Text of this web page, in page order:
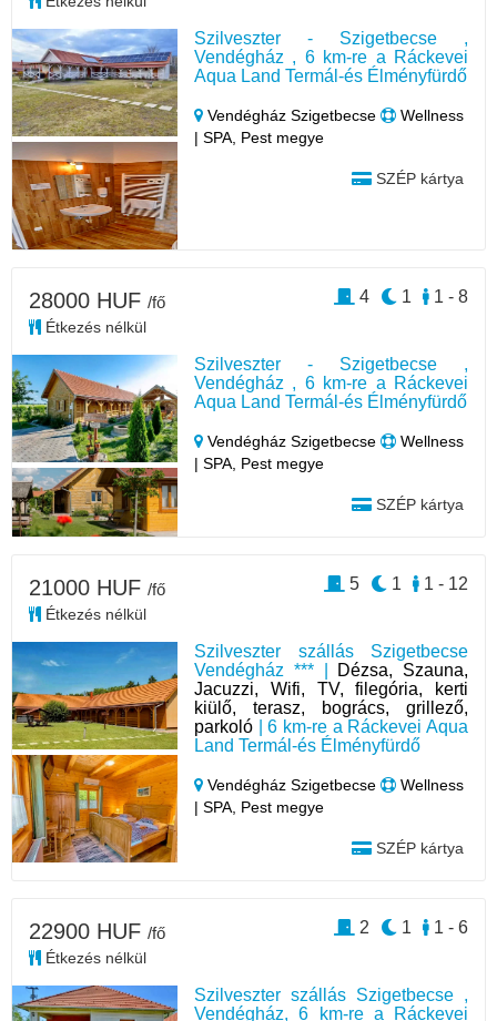
Szilveszter - Szigetbecse ,
Vendégház , 6 km-re a Ráckevei
Aqua Land Termál-és Élményfürdő
Vendégház Szigetbecse
Wellness
| SPA, Pest megye
SZÉP kártya
Szilveszter - Szigetbecse ,
Vendégház , 6 km-re a Ráckevei
Aqua Land Termál-és Élményfürdő
Vendégház Szigetbecse
Wellness
| SPA, Pest megye
SZÉP kártya
28000 HUF /fő
Étkezés nélkül
1 - 8
1
4
Szilveszter szállás Szigetbecse
Vendégház *** |
Dézsa, Szauna,
Jacuzzi, Wifi, TV, filegória, kerti
kiülő, terasz, bogrács, grillező,
parkoló | 6 km-re a Ráckevei Aqua
Land Termál-és Élményfürdő
Vendégház Szigetbecse
Wellness
| SPA, Pest megye
SZÉP kártya
21000 HUF /fő
Étkezés nélkül
1 - 12
1
5
Szilveszter szállás Szigetbecse ,
Vendégház, 6 km-re a Ráckevei
22900 HUF /fő
Étkezés nélkül
1 - 6
1
2